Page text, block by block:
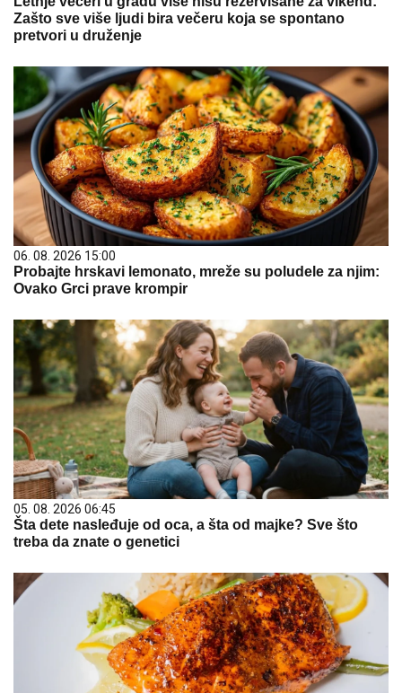
Zašto sve više ljudi bira večeru koja se spontano
pretvori u druženje
06. 08. 2026 15:00
Probajte hrskavi lemonato, mreže su poludele za njim:
Ovako Grci prave krompir
05. 08. 2026 06:45
Šta dete nasleđuje od oca, a šta od majke? Sve što
treba da znate o genetici